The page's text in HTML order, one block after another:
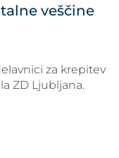
veščine
za krepitev
ZD Ljubljana.